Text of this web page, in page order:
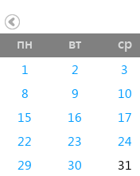
пн вт ср
1 2 3
8
9 10
15
16 17
22
23 24
29
30 31